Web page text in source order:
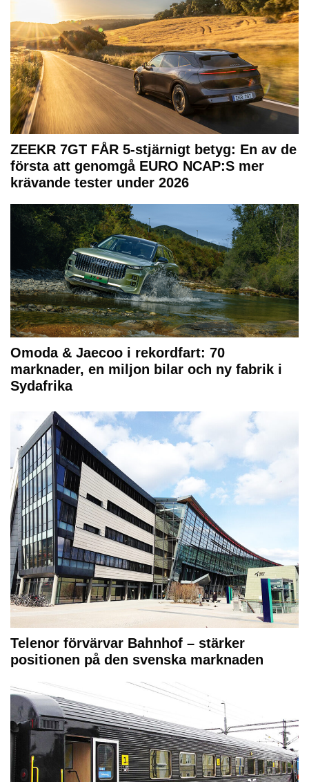
ZEEKR 7GT FÅR 5-stjärnigt betyg: En av de
första att genomgå EURO NCAP:S mer
krävande tester under 2026
Omoda & Jaecoo i rekordfart: 70
marknader, en miljon bilar och ny fabrik i
Sydafrika
Telenor förvärvar Bahnhof – stärker
positionen på den svenska marknaden